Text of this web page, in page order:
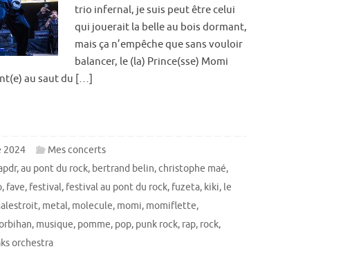
trio infernal, je suis peut être celui
qui jouerait la belle au bois dormant,
mais ça n’empêche que sans vouloir
balancer, le (la) Prince(sse) Momi
au saut du […]
2024
Mes concerts
,au pont du rock, bertrand belin,christophe maé,
, fave, festival, festival au pont du rock, fuzeta, kiki, le
, metal, molecule, momi, momiflette,
, musique, pomme, pop, punk rock, rap, rock,
orchestra